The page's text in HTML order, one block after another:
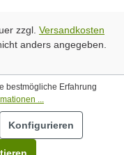
zzgl. Versandkosten
anders angegeben.
bestmögliche Erfahrung
...
Konfigurieren